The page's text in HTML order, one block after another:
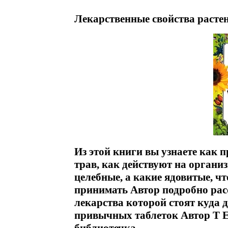
Лекарственные свойства
Из этой книги вы узнаете как
трав, как действуют на
целебные, а какие ядовитые,
принимать Автор подробно
лекарства которой стоят
привычных таблеток Автор